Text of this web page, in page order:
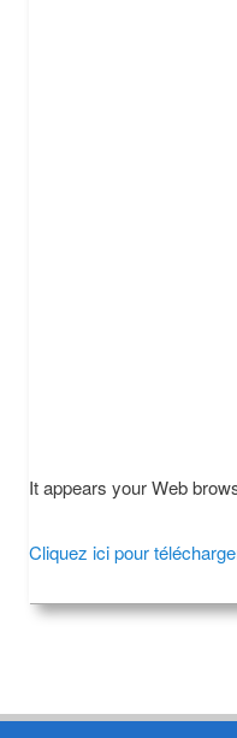
It appears your Web
Cliquez ici pour